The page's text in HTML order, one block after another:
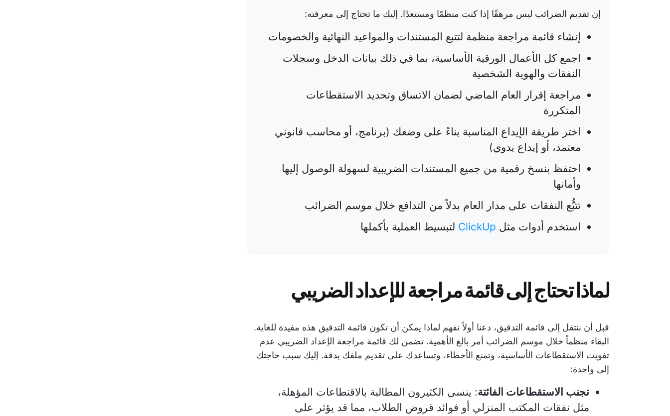
إن تقديم الضرائب ليس مرهقًا إذا كنت منظمًا ومستعدًا. إليك ما تحتاج إلى معرفته:
إنشاء قائمة مراجعة منظمة لتتبع المستندات والمواعيد النهائية والخصومات
اجمع كل الأعمال الورقية الأساسية، بما في ذلك بيانات الدخل وسجلات
النفقات والهوية الشخصية
مراجعة إقرار العام الماضي لضمان الاتساق وتحديد الاستقطاعات
المتكررة
اختر طريقة الإيداع المناسبة بناءً على وضعك (برنامج، أو محاسب قانوني
معتمد، أو إيداع يدوي)
احتفظ بنسخ رقمية من جميع المستندات الضريبية لسهولة الوصول إليها
وأمانها
تتبُّع النفقات على مدار العام بدلاً من التدافع خلال موسم الضرائب
استخدم أدوات مثل ClickUp لتبسيط العملية بأكملها
لماذا تحتاج إلى قائمة مراجعة للإعداد الضريبي
قبل أن ننتقل إلى قائمة التدقيق، دعنا أولاً نفهم لماذا يمكن أن تكون قائمة التدقيق هذه مفيدة للغاية.
البقاء منظماً خلال موسم الضرائب أمر بالغ الأهمية. تضمن لك قائمة مراجعة الإعداد الضريبي عدم
تفويت الاستقطاعات الأساسية، وتمنع الأخطاء، وتساعدك على تقديم ملفك بدقة. إليك سبب حاجتك
إلى واحدة:
تجنب الاستقطاعات الفائتة: ينسى الكثيرون المطالبة بالاقتطاعات المؤهلة،
مثل نفقات المكتب المنزلي أو فوائد قروض الطلاب، مما قد يؤثر على